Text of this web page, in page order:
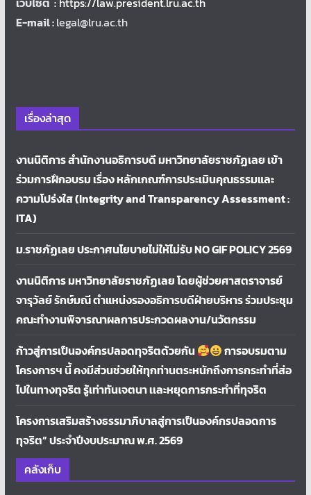
E-mail :legal@lru.ac.th
เรื่องล่าสุด
งานนิติการ สำนักงานอธิการบดี มหาวิทยาลัยราชภัฏเลย เข้า
ร่วมการฝึกอบรม เรื่อง หลักเกณฑ์การประเมินคุณธรรมและ
ความโปร่งใส (Integrity and Transparency Assessment :
ITA)
ม.ราชภัฏเลย ประกาศนโยบายไม่ให้ไม่รับ NO GIF POLICY 2569
งานนิติการ มหาวิทยาลัยราชภัฏเลย โดยผู้ช่วยศาสตราจารย์
จารุวัลย์ รักษ์มณี ตำแหน่งรองอธิการบดีฝ่ายบริหาร ร่วมประชุม
คณะทำงานพิจารณาผลการประกวดผลงาน/นวัตกรรม
ก้าวสู่การเป็นองค์กรปลอดทุจริตด้วยกัน
การอบรมตาม
โครงการฯ นี้ คงมีส่วนช่วยให้ทุกท่านตระหนักถึงการกระทำที่ส่อ
ไปในทางทุจริต รู้เท่าทันเจตนา เเละหยุดการกระทำที่ทุจริต
โครงการเสริมสร้างธรรมาภิบาลสู่การเป็นองค์กรปลอดการ
ทุจริต” ประจำปีงบประมาณ พ.ศ. 2569
คลังเก็บ